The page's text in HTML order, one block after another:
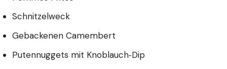
Schnitzelweck
Gebackenen Camembert
Putennuggets mit Knoblauch‑Dip